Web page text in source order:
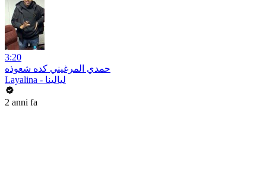
3:20
حمدي المرغيني كده شعوذه
Layalina - ليالينا
2 anni fa